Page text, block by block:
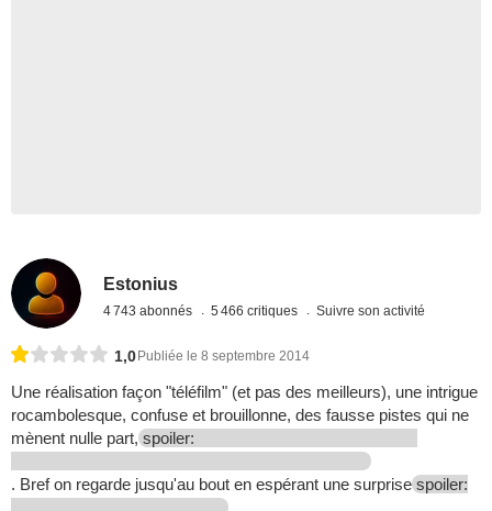
Estonius
4 743 abonnés 5 466 critiques Suivre son activité
1,0 Publiée le 8 septembre 2014
Une réalisation façon "téléfilm" (et pas des meilleurs), une intrigue
rocambolesque, confuse et brouillonne, des fausse pistes qui ne
mènent nulle part, spoiler:
. Bref on regarde jusqu'au bout en espérant une surprise spoiler: